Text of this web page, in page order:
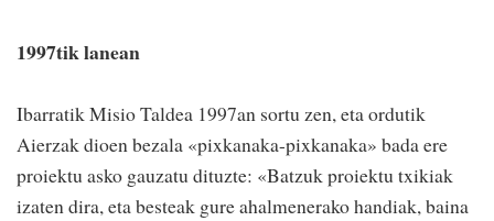
1997tik lanean
Ibarratik Misio Taldea 1997an sortu zen, eta ordutik
Aierzak dioen bezala «pixkanaka-pixkanaka» bada ere
proiektu asko gauzatu dituzte: «Batzuk proiektu txikiak
izaten dira, eta besteak gure ahalmenerako handiak, baina